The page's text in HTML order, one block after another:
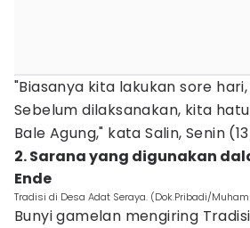
"Biasanya kita lakukan sore hari,
Sebelum dilaksanakan, kita
Bale Agung," kata Salin, Senin
2. Sarana yang digunakan
Ende
Tradisi di Desa Adat Seraya. (Dok.Pribadi/
Bunyi gamelan mengiring